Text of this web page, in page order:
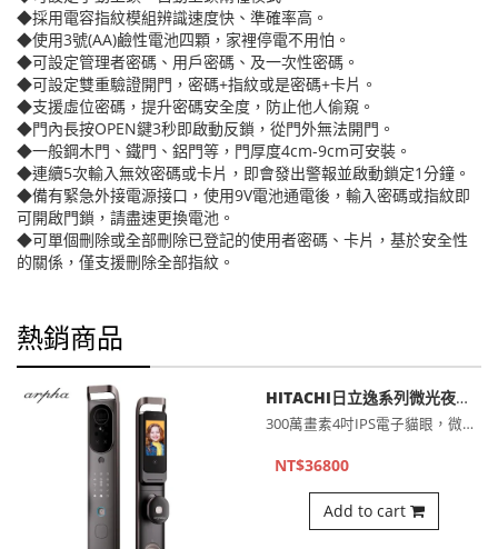
◆採用電容指紋模組辨識速度快、準確率高。
◆使用3號(AA)鹼性電池四顆，家裡停電不用怕。
◆可設定管理者密碼、用戶密碼、及一次性密碼。
◆可設定雙重驗證開門，密碼+指紋或是密碼+卡片。
◆支援虛位密碼，提升密碼安全度，防止他人偷窺。
◆門內長按OPEN鍵3秒即啟動反鎖，從門外無法開門。
◆一般鋼木門、鐵門、鋁門等，門厚度4cm-9cm可安裝。
◆連續5次輸入無效密碼或卡片，即會發出警報並啟動鎖定1分鐘。
◆備有緊急外接電源接口，使用9V電池通電後，輸入密碼或指紋即
可開啟門鎖，請盡速更換電池。
◆可單個刪除或全部刪除已登記的使用者密碼、卡片，基於安全性
的關係，僅支援刪除全部指紋。
熱銷商品
HITACHI日立逸系列微光夜視全彩300萬畫素貓眼電子鎖 HIT-FY10-T（公司貨)
300萬畫素4吋IPS電子貓眼，微光夜視也清晰3D人臉辨識＋⋯
NT$36800
Add to cart